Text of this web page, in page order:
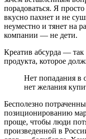
порадоваться. Я
вкусно пахнет и не
неуместно и тянет на
компании — не дети.
Креатив абсурда — так
продукта, которое
Нет попадания
нет желания
Бесполезно
позиционированию
проще, чтобы люди
произведенной в